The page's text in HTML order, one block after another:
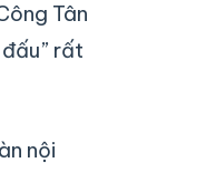
Tân
rất
nội